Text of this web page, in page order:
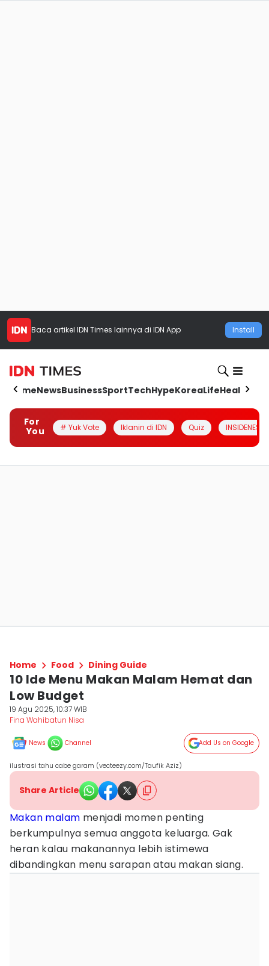
Baca artikel IDN Times lainnya di IDN App Install
HomeNewsBusinessSportTechHypeKoreaLifeHealth
For
You
# Yuk Vote Iklanin di IDN Quiz INSIDENESIA
Home Food Dining Guide
10 Ide Menu Makan Malam Hemat dan
Low Budget
19 Agu 2025, 10:37 WIB
Fina Wahibatun Nisa
News Channel Add Us on Google
ilustrasi tahu cabe garam (vecteezy.com/Taufik Aziz)
Share Article
Makan malam menjadi momen penting
berkumpulnya semua anggota keluarga. Gak
heran kalau makanannya lebih istimewa
dibandingkan menu sarapan atau makan siang.